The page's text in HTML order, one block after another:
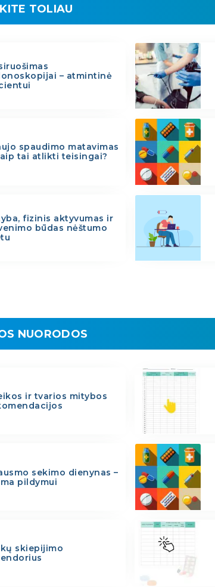
TOLIAU
– atmintinė
spaudimo matavimas
tai atlikti teisingai?
fizinis aktyvumas ir
būdas nėštumo
NUORODOS
ir tvarios mitybos
sekimo dienynas –
pildymui
skiepijimo